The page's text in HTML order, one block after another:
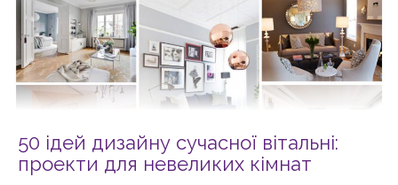
50 ідей дизайну сучасної вітальні:
проекти для невеликих кімнат